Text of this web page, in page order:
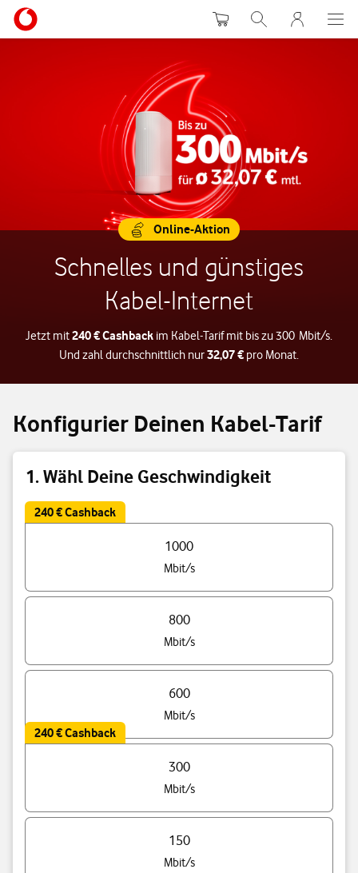
WarenkorbSuche MeinVodafone
Online-Aktion
Schnelles und günstiges
Kabel-Internet
Jetzt mit240 € Cashback im Kabel-Tarif mit bis zu 300 Mbit/s.
Und zahl durchschnittlich nur32,07 € pro Monat.
Konfigurier Deinen Kabel-Tarif
1. Wähl Deine Geschwindigkeit
240 € Cashback
1000
Mbit/s
800
Mbit/s
600
Mbit/s
240 € Cashback
300
Mbit/s
150
Mbit/s